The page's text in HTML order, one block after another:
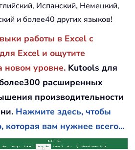
Испанский, Немецкий,
и более40 других языков!
работы в Excel с
Excel и ощутите
новом уровне. Kutools для
расширенных
производительности
Нажмите здесь, чтобы
вам нужнее всего...